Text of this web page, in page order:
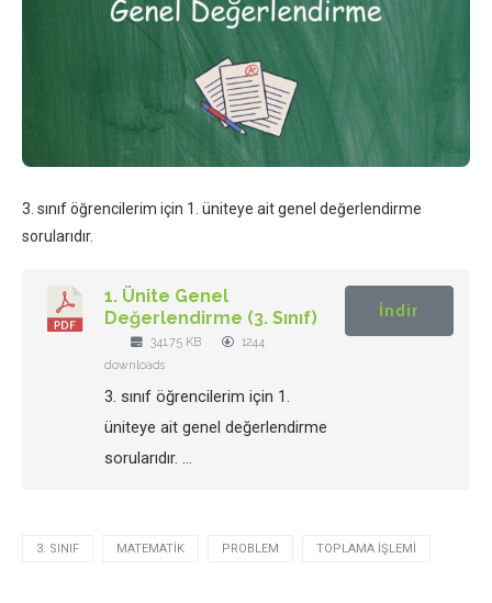
3. sınıf öğrencilerim için 1. üniteye ait genel değerlendirme
sorularıdır.
1. Ünite Genel
Değerlendirme (3. Sınıf)
341.75 KB
1244
downloads
3. sınıf öğrencilerim için 1.
üniteye ait genel değerlendirme
sorularıdır. …
İndir
3. SINIF MATEMATIK PROBLEM TOPLAMA İŞLEMI